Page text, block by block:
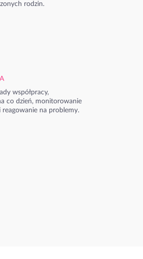
rodzin.
współpracy,
co dzień, monitorowanie
reagowanie na problemy.